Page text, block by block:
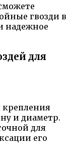
гвозди в
надежное
для
крепления
и диаметр.
для
его